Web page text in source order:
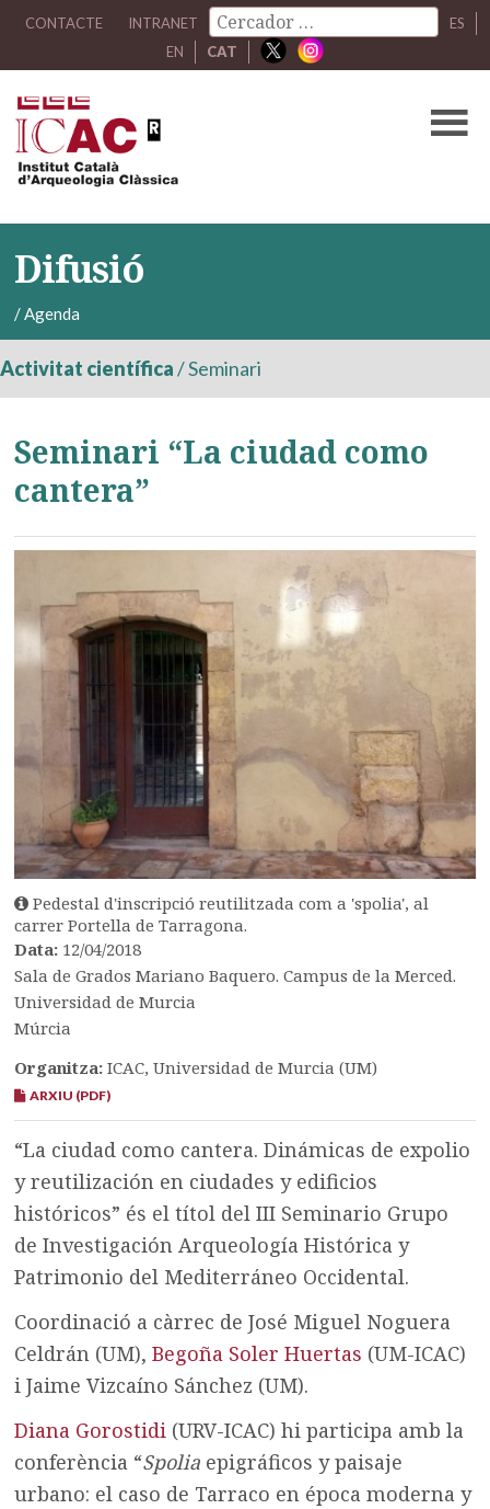
CONTACTE INTRANET
ES
EN
CAT
Difusió
/Agenda
Activitat científica/Seminari
Seminari “La ciudad como
cantera”
Pedestal d'inscripció reutilitzada com a 'spolia', al
carrer Portella de Tarragona.
Data: 12/04/2018
Sala de Grados Mariano Baquero. Campus de la Merced.
Universidad de Murcia
Múrcia
Organitza:ICAC, Universidad de Murcia (UM)
ARXIU (PDF)
“La ciudad como cantera. Dinámicas de expolio
y reutilización en ciudades y edificios
históricos” és el títol del III Seminario Grupo
de Investigación Arqueología Histórica y
Patrimonio del Mediterráneo Occidental.
Coordinació a càrrec de José Miguel Noguera
Celdrán (UM),Begoña Soler Huertas (UM-ICAC)
i Jaime Vizcaíno Sánchez (UM).
Diana Gorostidi (URV-ICAC) hi participa amb la
conferència “Spolia epigráficos y paisaje
urbano: el caso de Tarraco en época moderna y